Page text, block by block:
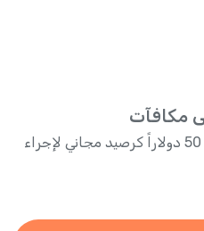
مكافآت
اكسب مكافآت سهلة تصل حتى 50 دولاراً كرصيد مجاني لإجراء